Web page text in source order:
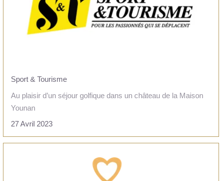
Sport & Tourisme
Au plaisir d’un séjour golfique dans un château de la Maison
Younan
27 Avril 2023
LIRE L'ARTICLE
ACCUEIL